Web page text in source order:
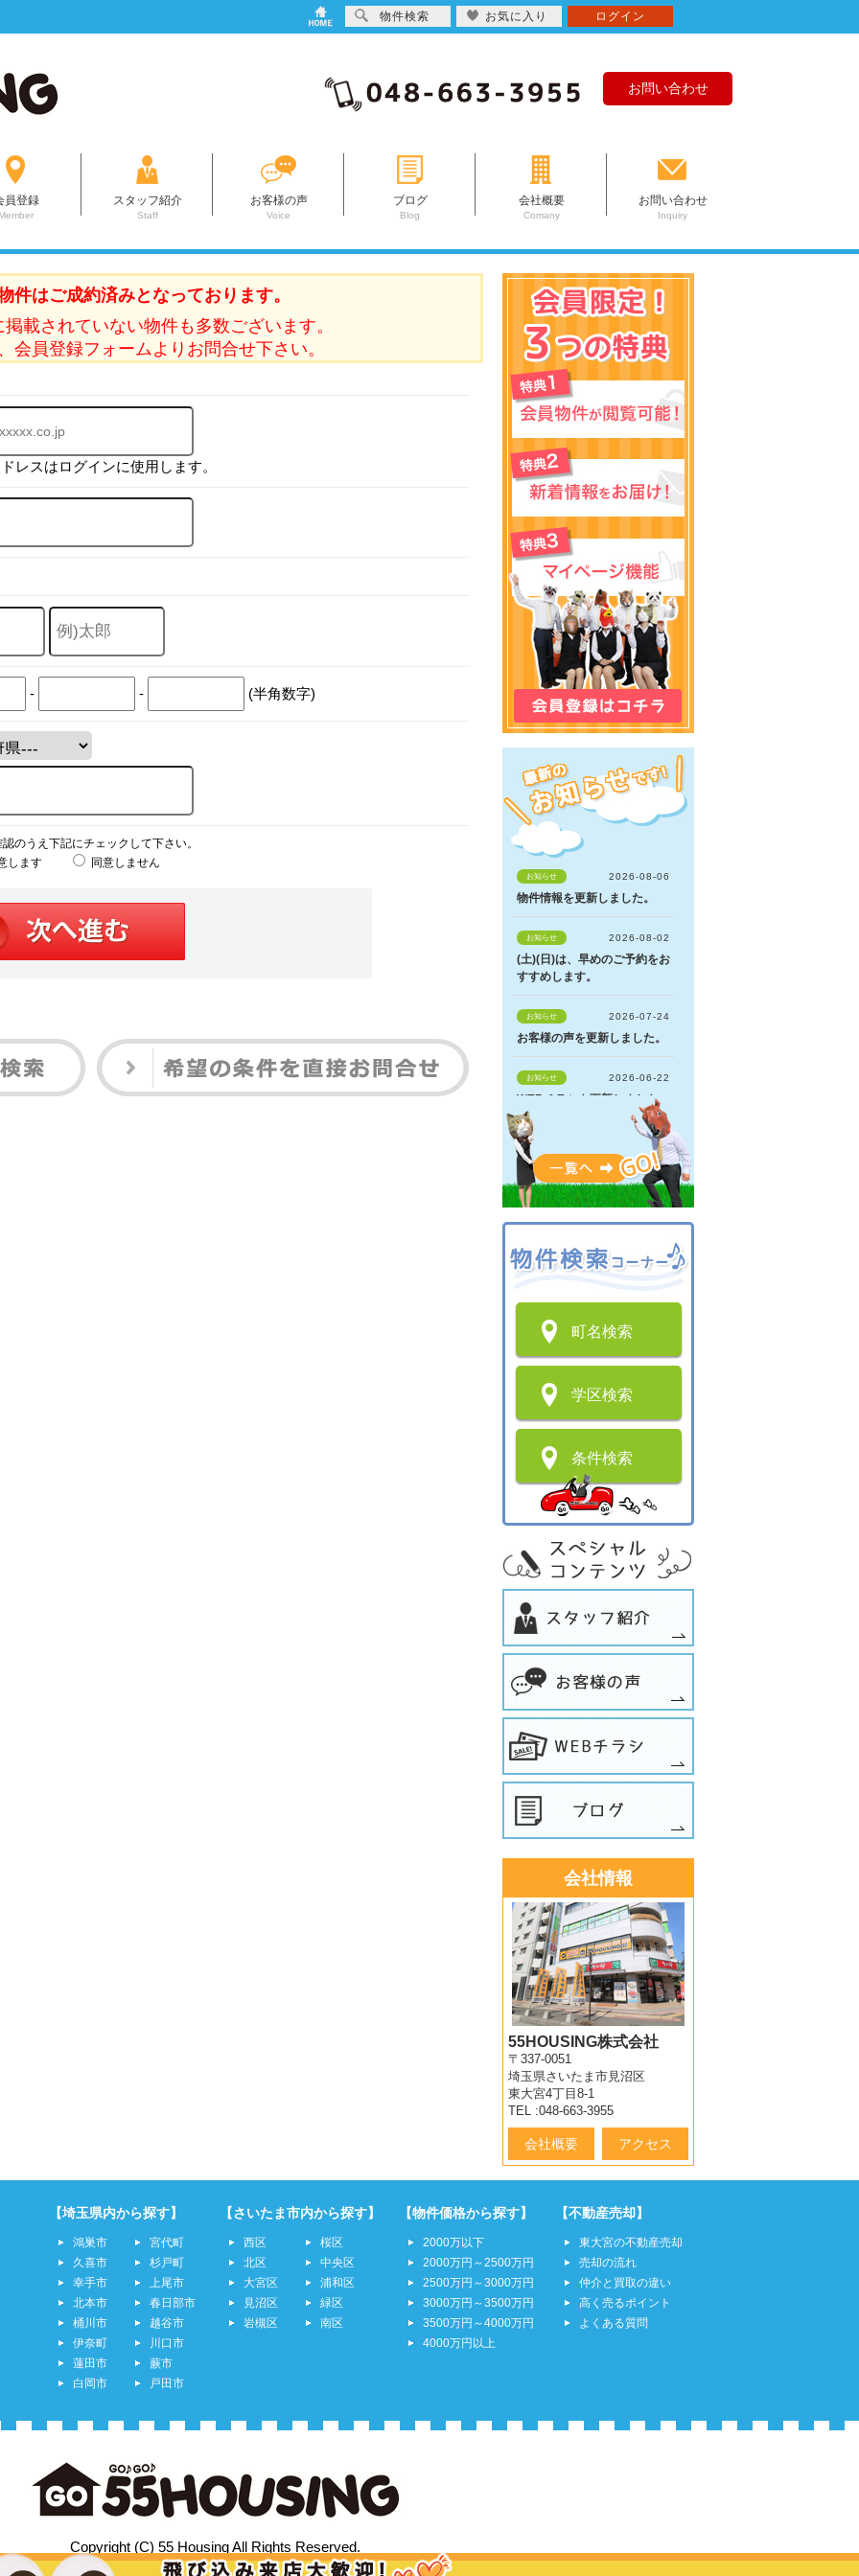
お問い合わせ
員登録 スタッフ紹介
Staff
お客様の声
Voice
ブログ
Blog
会社概要
Comany
お問い合わせ
Inquiry
件はご成約済みとなっております。
載されていない物件も多数ございます。
会員登録フォームよりお問合せ下さい。
レスはログインに使用します。
- - (半角数字)
のうえ下記にチェックして下さい。
します
同意しません
町名検索
学区検索
条件検索
会社情報
55HOUSING株式会社
〒337-0051
埼玉県さいたま市見沼区
東大宮4丁目8-1
TEL :048-663-3955
会社概要 アクセス
【埼玉県内から探す】
鴻巣市
久喜市
幸手市
北本市
桶川市
伊奈町
蓮田市
白岡市
宮代町
杉戸町
上尾市
春日部市
越谷市
川口市
蕨市
戸田市
【さいたま市内から探す】
西区
北区
大宮区
見沼区
岩槻区
桜区
中央区
浦和区
緑区
南区
【物件価格から探す】
2000万以下
2000万円～2500万円
2500万円～3000万円
3000万円～3500万円
3500万円～4000万円
4000万円以上
【不動産売却】
東大宮の不動産売却
売却の流れ
仲介と買取の違い
高く売るポイント
よくある質問
Copyright (C) 55 Housing All Rights Reserved.
物件検索 お気に入り ログイン